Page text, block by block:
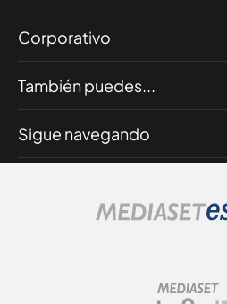
Corporativo
También puedes...
Sigue navegando